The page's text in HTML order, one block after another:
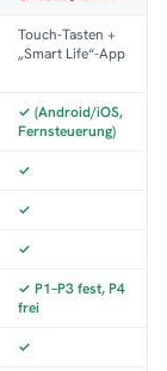
Touch-Tasten +
„Smart Life“-App
✓ (Android/iOS,
Fernsteuerung)
✓
✓
✓
✓ P1–P3 fest, P4
frei
✓